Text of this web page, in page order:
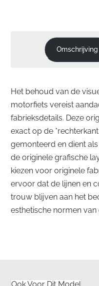
Omschrijving
Het behoud van de
motorfiets vereist
fabrieksdetails. Deze
exact op de
gemonteerd en dient
de originele grafische
kiezen voor originele
ervoor dat de lijnen en
trouw blijven aan het
esthetische normen van